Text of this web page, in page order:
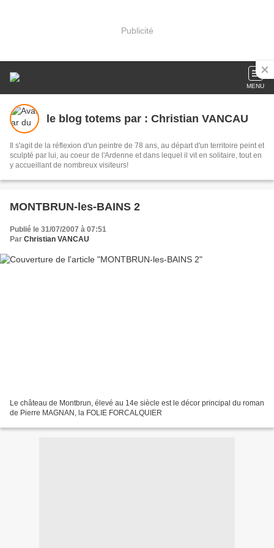
Publicité
MENU
le blog totems par : Christian VANCAU
Il s'agit de la réflexion d'un peintre de 78 ans, au départ d'un territoire peint et
sculpté par lui, au coeur de l'Ardenne et dans lequel il vit en solitaire, tout en
y accueillant de nombreux visiteurs!
MONTBRUN-les-BAINS 2
Publié le 31/07/2007 à 07:51
Par Christian VANCAU
Le château de Montbrun, élevé au 14e siècle est le décor principal du roman
de Pierre MAGNAN, la FOLIE FORCALQUIER